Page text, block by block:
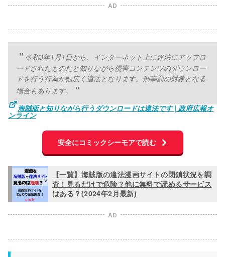
AD
令和3年1月1日から、インターネット上に違法にアップロ
ードされたものだと知りながら侵害コンテンツのダウンロー
ドを行う行為が幅広く違法となります。刑事罰の対象となる
場合もあります。
海賊版と知りながら行うダウンロードは違法です | 政府広報オ
ンライン
安全にコミックシーモアで読む
【一覧】海賊版の違法漫画サイトの閉鎖状況を調
査！見るだけで危険？他に無料で読めるサービス
はある？(2024年2月最新)
AD